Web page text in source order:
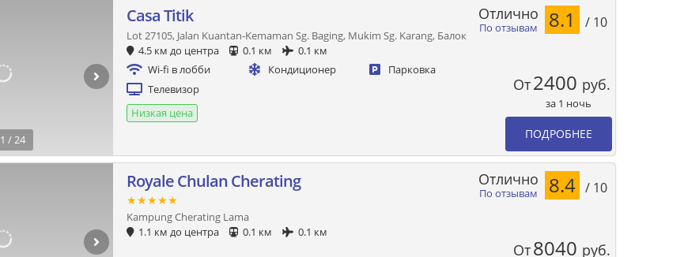
1 / 24
Casa Titik
Lot 27105, Jalan Kuantan-Kemaman Sg. Baging, Mukim Sg. Karang, Балок
4.5 км до центра
0.1 км
0.1 км
Wi-fi в лобби
Кондиционер
Парковка
Телевизор
Низкая цена
По отзывам
Отлично 8.1 / 10
От2400 руб.
за 1 ночь
ПОДРОБНЕЕ
Royale Chulan Cherating
★★★★★
Kampung Cherating Lama
1.1 км до центра
0.1 км 0.1 км
По отзывам
Отлично 8.4 / 10
От8040 руб.